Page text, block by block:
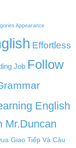
Appearance
Effortless
Job Follow
English
Mr.Duncan
Giao Tiếp Và Câu